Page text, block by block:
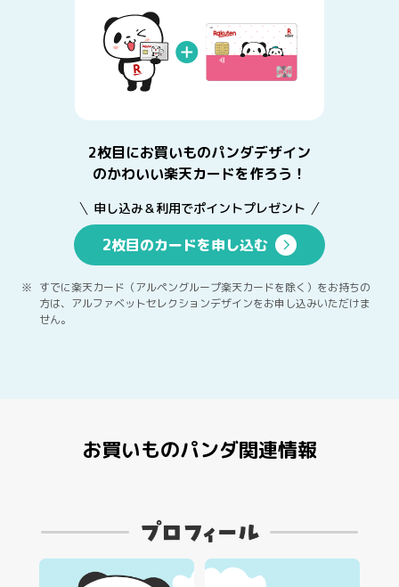
2枚目にお買いものパンダデザイン
のかわいい楽天カードを作ろう！
申し込み＆利用でポイントプレゼント
2枚目のカードを申し込む
すでに楽天カード（アルペングループ楽天カードを除く）をお持ちの
方は、アルファベットセレクションデザインをお申し込みいただけま
せん。
お買いものパンダ関連情報